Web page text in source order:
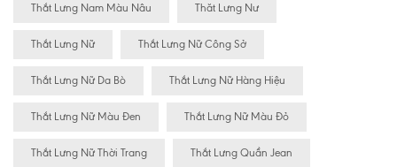
Thắt Lưng Nam Màu Nâu Thăt Lưng Nư
Thắt Lưng Nữ Thắt Lưng Nữ Công Sở
Thắt Lưng Nữ Da Bò Thắt Lưng Nữ Hàng Hiệu
Thắt Lưng Nữ Màu Đen Thắt Lưng Nữ Màu Đỏ
Thắt Lưng Nữ Thời Trang Thắt Lưng Quần Jean